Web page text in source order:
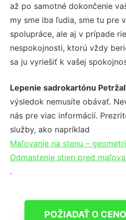
až po samotné dokončenie
my sme iba ľudia, sme tu pre
spolupráce, ale aj v prípade
nespokojnosti, ktorú vždy
sa ju vyriešiť k vašej
Lepenie sadrokartónu
výsledok nemusíte obávať.
nás pre viac informácií.
služby, ako napríklad
Maľovanie na stenu –
Odmastenie stien pred
.
POŽIADAŤ O